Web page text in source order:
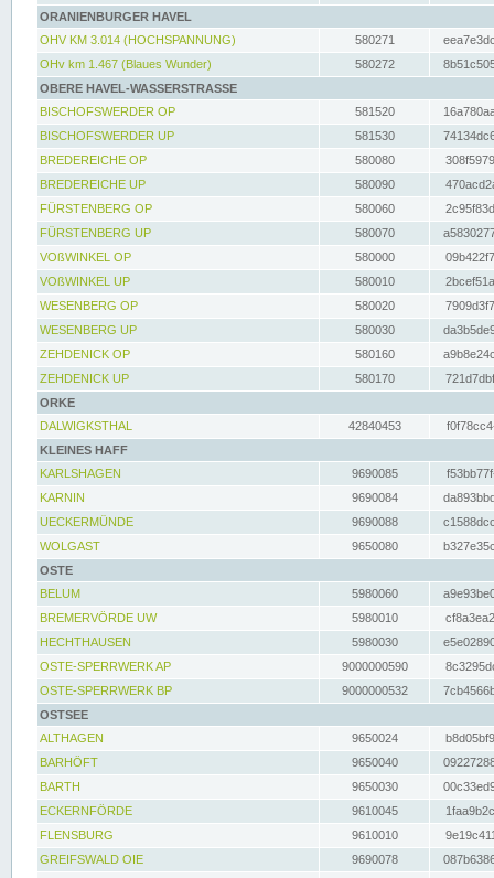
ORANIENBURGER HAVEL
OHV KM 3.014 (HOCHSPANNUNG)
580271
OHv km 1.467 (Blaues Wunder)
580272
OBERE HAVEL-WASSERSTRASSE
BISCHOFSWERDER OP
581520
BISCHOFSWERDER UP
581530
BREDEREICHE OP
580080
BREDEREICHE UP
580090
FÜRSTENBERG OP
580060
FÜRSTENBERG UP
580070
VOßWINKEL OP
580000
VOßWINKEL UP
580010
WESENBERG OP
580020
WESENBERG UP
580030
ZEHDENICK OP
580160
ZEHDENICK UP
580170
ORKE
DALWIGKSTHAL
42840453
KLEINES HAFF
KARLSHAGEN
9690085
KARNIN
9690084
UECKERMÜNDE
9690088
WOLGAST
9650080
OSTE
BELUM
5980060
BREMERVÖRDE UW
5980010
HECHTHAUSEN
5980030
OSTE-SPERRWERK AP
9000000590
OSTE-SPERRWERK BP
9000000532
OSTSEE
ALTHAGEN
9650024
BARHÖFT
9650040
BARTH
9650030
ECKERNFÖRDE
9610045
FLENSBURG
9610010
GREIFSWALD OIE
9690078